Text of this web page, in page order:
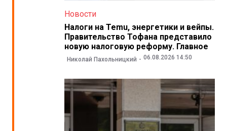
Новости
Налоги на Temu, энергетики и вейпы.
Правительство Тофана представило
новую налоговую реформу. Главное
Николай Пахольницкий 06.08.2026 14:50